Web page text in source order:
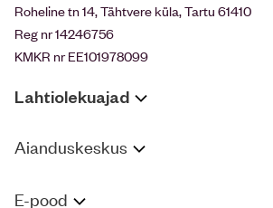
Roheline tn 14, Tähtvere küla, Tartu 61410
Reg nr 14246756
KMKR nr EE101978099
Lahtiolekuajad
Aianduskeskus
E-pood